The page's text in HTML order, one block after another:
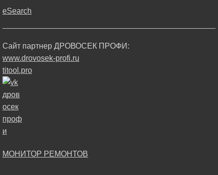
eSearch
Сайт партнер ДРОВОСЕК ПРОФИ:
www.drovosek-profi.ru
titool.pro
МОНИТОР РЕМОНТОВ